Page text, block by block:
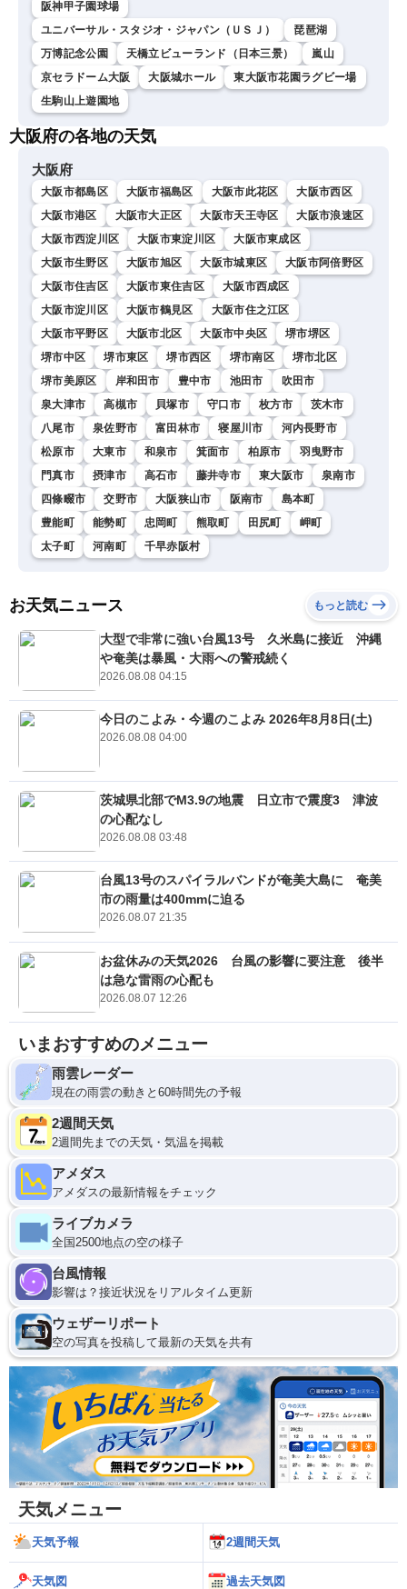
阪神甲子園球場
ユニバーサル・スタジオ・ジャパン（ＵＳＪ）
琵琶湖
万博記念公園
天橋立ビューランド（日本三景）
嵐山
京セラドーム大阪
大阪城ホール
東大阪市花園ラグビー場
生駒山上遊園地
大阪府の各地の天気
大阪府
大阪市都島区 大阪市福島区 大阪市此花区
大阪市西区
大阪市港区
大阪市大正区 大阪市天王寺区
大阪市浪速区
大阪市西淀川区
大阪市東淀川区
大阪市東成区
大阪市生野区
大阪市旭区 大阪市城東区
大阪市阿倍野区
大阪市住吉区
大阪市東住吉区
大阪市西成区
大阪市淀川区
大阪市鶴見区
大阪市住之江区
大阪市平野区
大阪市北区 大阪市中央区
堺市堺区
堺市中区
堺市東区 堺市西区 堺市南区
堺市北区
堺市美原区
岸和田市 豊中市 池田市
吹田市
泉大津市
高槻市 貝塚市 守口市 枚方市
茨木市
八尾市
泉佐野市 富田林市 寝屋川市
河内長野市
松原市
大東市 和泉市 箕面市 柏原市
羽曳野市
門真市
摂津市 高石市 藤井寺市 東大阪市
泉南市
四條畷市
交野市 大阪狭山市 阪南市
島本町
豊能町
能勢町 忠岡町 熊取町 田尻町
岬町
太子町
河南町 千早赤阪村
お天気ニュース もっと読む
大型で非常に強い台風13号 久米島に接近 沖縄
や奄美は暴風・大雨への警戒続く
2026.08.08 04:15
今日のこよみ・今週のこよみ 2026年8月8日(土)
2026.08.08 04:00
茨城県北部でM3.9の地震 日立市で震度3 津波
の心配なし
2026.08.08 03:48
台風13号のスパイラルバンドが奄美大島に 奄美
市の雨量は400mmに迫る
2026.08.07 21:35
お盆休みの天気2026 台風の影響に要注意 後半
は急な雷雨の心配も
2026.08.07 12:26
いまおすすめのメニュー
雨雲レーダー
現在の雨雲の動きと60時間先の予報
2週間天気
2週間先までの天気・気温を掲載
アメダス
アメダスの最新情報をチェック
ライブカメラ
全国2500地点の空の様子
台風情報
影響は？接近状況をリアルタイム更新
ウェザーリポート
空の写真を投稿して最新の天気を共有
天気メニュー
天気予報 2週間天気
天気図 過去天気図